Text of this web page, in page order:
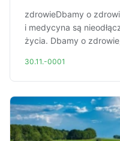
zdrowieDbamy o
i medycyna są
życia. Dbamy o
30.11.-0001